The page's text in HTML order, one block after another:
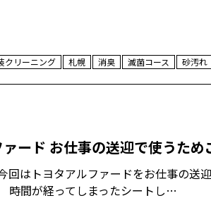
クリーニング 札幌 消臭 滅菌コース 砂汚れ
ード お仕事の送迎で使うため
回はトヨタアルファードをお仕事の送
間が経ってしまったシートし…